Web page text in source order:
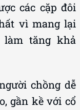
các cặp đôi
vì mang lại
tăng khả
chồng dễ
gần kề với cổ